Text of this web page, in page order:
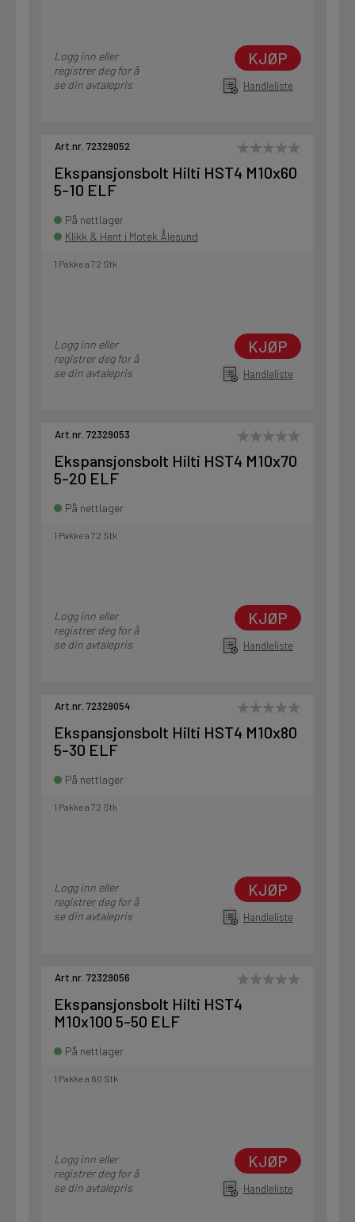
Logg inn eller
registrer deg for å
se din avtalepris
KJØP
Handleliste
Art.nr. 72329052
Ekspansjonsbolt Hilti HST4 M10x60
5-10 ELF
På nettlager
Klikk & Hent i Motek Ålesund
1 Pakke a 72 Stk
Logg inn eller
registrer deg for å
se din avtalepris
KJØP
Handleliste
Art.nr. 72329053
Ekspansjonsbolt Hilti HST4 M10x70
5-20 ELF
På nettlager
1 Pakke a 72 Stk
Logg inn eller
registrer deg for å
se din avtalepris
KJØP
Handleliste
Art.nr. 72329054
Ekspansjonsbolt Hilti HST4 M10x80
5-30 ELF
På nettlager
1 Pakke a 72 Stk
Logg inn eller
registrer deg for å
se din avtalepris
KJØP
Handleliste
Art.nr. 72329056
Ekspansjonsbolt Hilti HST4
M10x100 5-50 ELF
På nettlager
1 Pakke a 60 Stk
Logg inn eller
registrer deg for å
se din avtalepris
KJØP
Handleliste